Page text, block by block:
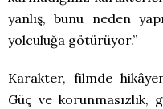
yanlış, bunu neden
yolculuğa götürüyor.”
Karakter, filmde
Güç ve korunmasızlık,